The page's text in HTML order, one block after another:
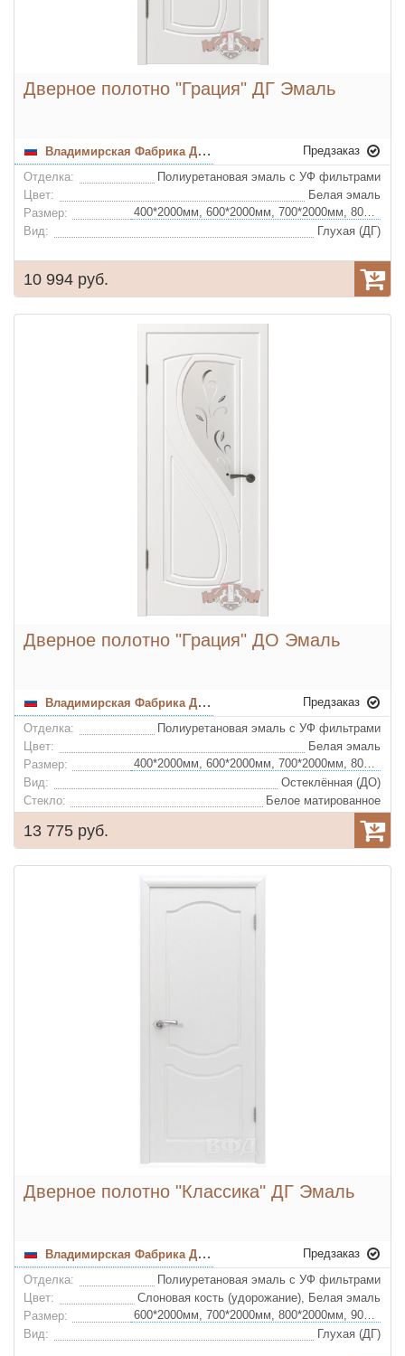
Дверное полотно "Грация" ДГ Эмаль
Владимирская Фабрика Дверей
Предзаказ
Отделка:
Полиуретановая эмаль с УФ фильтрами
Цвет:
Белая эмаль
Размер:
400*2000мм, 600*2000мм, 700*2000мм, 800*2000мм, 900*2000мм
Вид:
Глухая (ДГ)
10 994 руб.
Дверное полотно "Грация" ДО Эмаль
Владимирская Фабрика Дверей
Предзаказ
Отделка:
Полиуретановая эмаль с УФ фильтрами
Цвет:
Белая эмаль
Размер:
400*2000мм, 600*2000мм, 700*2000мм, 800*2000мм, 900*2000мм
Вид:
Остеклённая (ДО)
Стекло:
Белое матированное
13 775 руб.
Дверное полотно "Классика" ДГ Эмаль
Владимирская Фабрика Дверей
Предзаказ
Отделка:
Полиуретановая эмаль с УФ фильтрами
Цвет:
Слоновая кость (удорожание), Белая эмаль
Размер:
600*2000мм, 700*2000мм, 800*2000мм, 900*2000мм
Вид:
Глухая (ДГ)